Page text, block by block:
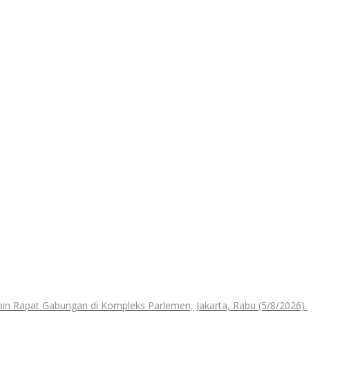
Rapat Gabungan di Kompleks Parlemen, Jakarta, Rabu (5/8/2026).